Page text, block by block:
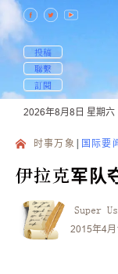
投稿
聯繫
訂閱
2026年8月8日 星期六
时事万象 国际要
伊拉克军队
Super
2015年4月